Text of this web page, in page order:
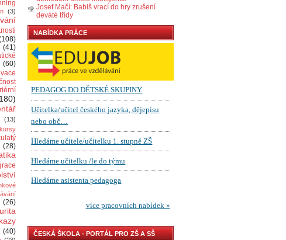
(3)
(41)
(60)
(13)
(28)
(26)
(40)
Josef Mačí: Babiš vrací do hry zrušení
deváté třídy
NABÍDKA PRÁCE
ČESKÁ ŠKOLA - PORTÁL PRO ZŠ A SŠ